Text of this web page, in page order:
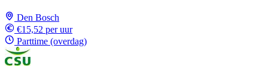
Den Bosch
€15,52 per uur
Parttime (overdag)